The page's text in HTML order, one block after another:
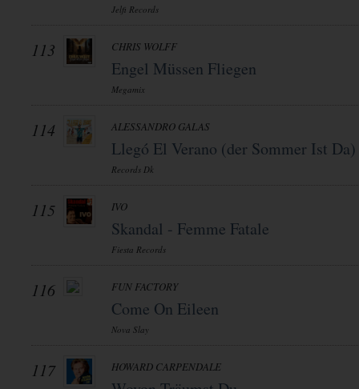
Jelfi Records
113 CHRIS WOLFF
Engel Müssen Fliegen
Megamix
114 ALESSANDRO GALAS
Llegó El Verano (der Sommer Ist Da)
Records Dk
115 IVO
Skandal - Femme Fatale
Fiesta Records
116 FUN FACTORY
Come On Eileen
Nova Slay
117 HOWARD CARPENDALE